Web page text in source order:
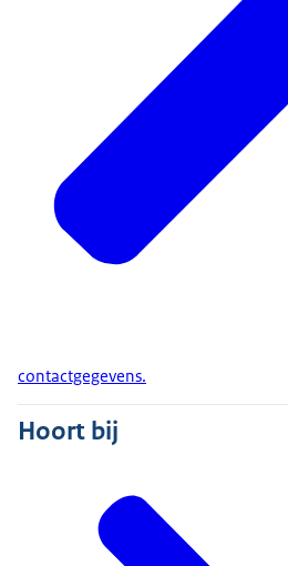
contactgegevens.
Hoort bij